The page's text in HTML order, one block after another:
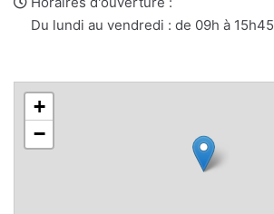
Du lundi au vendredi : de 09h à 15h45
+
−